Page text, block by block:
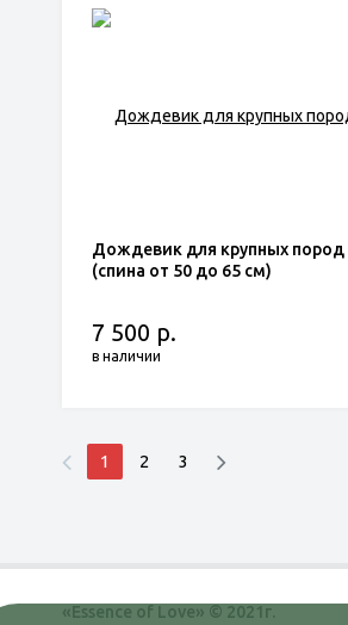
Дождевик для крупных пород
(спина от 50 до 65 см)
7 500 р.
в наличии
1 2 3
«Essence of Love» © 2021г.